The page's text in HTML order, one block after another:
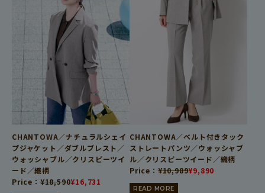
CHANTOWA／ナチュラルシェイ
プジャケット／ダブルブレスト／
ウォッシャブル／クリスピーツイ
ード／織柄
Price：¥18,590¥16,731
CHANTOWA／ベルト付きタック
ストレートパンツ／ウォッシャブ
ル／クリスピーツイード／織柄
Price：¥10,989¥9,890
READ MORE